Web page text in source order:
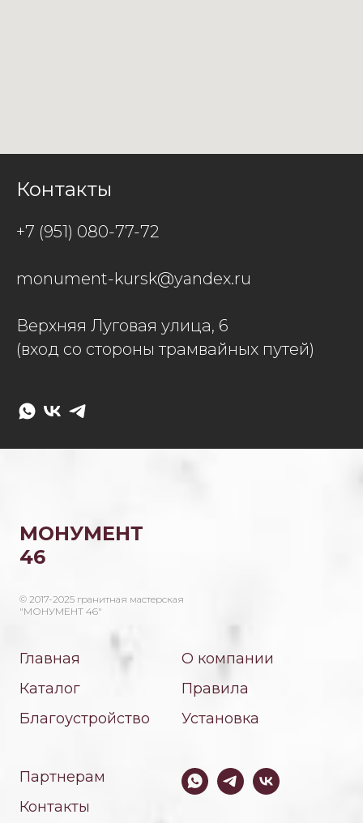
Контакты
+7 (951) 080-77-72
monument-kursk@yandex.ru
Верхняя Луговая улица, 6
(вход со стороны трамвайных путей)
МОНУМЕНТ
46
© 2017-2025 гранитная мастерская
"МОНУМЕНТ 46"
Главная
Каталог
Благоустройство
О компании
Правила
Установка
Партнерам
Контакты